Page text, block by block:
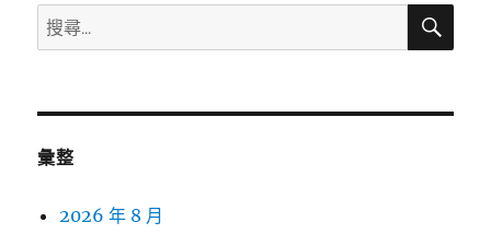
搜
尋
鍵
搜
彙整
2026 年 8 月